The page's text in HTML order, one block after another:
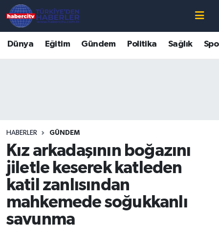
Dünya Eğitim Gündem Politika Sağlık
HABERLER GÜNDEM
Kız arkadaşının boğazını
jiletle keserek katleden
katil zanlısından
mahkemede soğukkanlı
savunma
Süper Lig Puan Durumu ve Fikstür
Tüm Manşetler
Son Dakika Haberleri